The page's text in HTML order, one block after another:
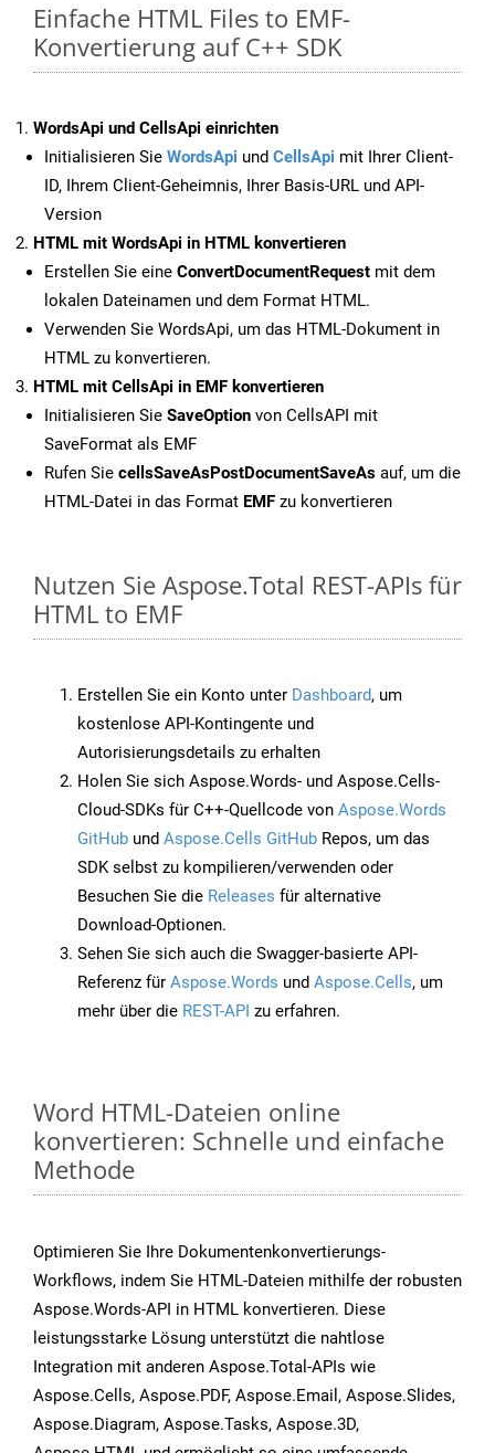
Einfache HTML Files to EMF-
Konvertierung auf C++ SDK
WordsApi und CellsApi einrichten
Initialisieren Sie WordsApi und CellsApi mit Ihrer Client-
ID, Ihrem Client-Geheimnis, Ihrer Basis-URL und API-
Version
HTML mit WordsApi in HTML konvertieren
Erstellen Sie eine ConvertDocumentRequest mit dem
lokalen Dateinamen und dem Format HTML.
Verwenden Sie WordsApi, um das HTML-Dokument in
HTML zu konvertieren.
HTML mit CellsApi in EMF konvertieren
Initialisieren Sie SaveOption von CellsAPI mit
SaveFormat als EMF
Rufen Sie cellsSaveAsPostDocumentSaveAs auf, um die
HTML-Datei in das Format EMF zu konvertieren
Nutzen Sie Aspose.Total REST-APIs für
HTML to EMF
Erstellen Sie ein Konto unter Dashboard, um
kostenlose API-Kontingente und
Autorisierungsdetails zu erhalten
Holen Sie sich Aspose.Words- und Aspose.Cells-
Cloud-SDKs für C++-Quellcode von Aspose.Words
GitHub und Aspose.Cells GitHub Repos, um das
SDK selbst zu kompilieren/verwenden oder
Besuchen Sie die Releases für alternative
Download-Optionen.
Sehen Sie sich auch die Swagger-basierte API-
Referenz für Aspose.Words und Aspose.Cells, um
mehr über die REST-API zu erfahren.
Word HTML-Dateien online
konvertieren: Schnelle und einfache
Methode
Optimieren Sie Ihre Dokumentenkonvertierungs-
Workflows, indem Sie HTML-Dateien mithilfe der robusten
Aspose.Words-API in HTML konvertieren. Diese
leistungsstarke Lösung unterstützt die nahtlose
Integration mit anderen Aspose.Total-APIs wie
Aspose.Cells, Aspose.PDF, Aspose.Email, Aspose.Slides,
Aspose.Diagram, Aspose.Tasks, Aspose.3D,